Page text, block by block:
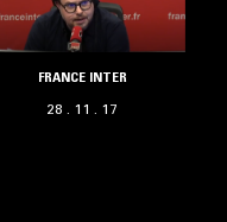
FRANCE INTER
28 . 11 . 17